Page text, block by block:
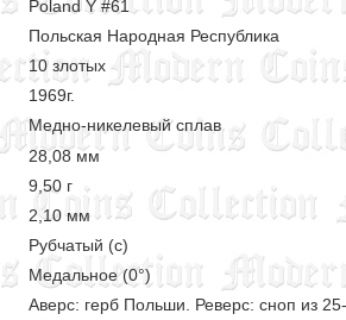
Poland Y #61
Польская Народная Республика
10 злотых
1969г.
Медно-никелевый сплав
28,08 мм
9,50 г
2,10 мм
Рубчатый (с)
Медальное (0°)
Аверс: герб Польши. Реверс: сноп из 25-